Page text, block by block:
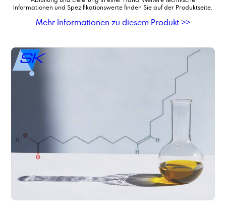
Informationen und Spezifikationswerte finden Sie auf der Produktseite.
Mehr Informationen zu diesem Produkt >>